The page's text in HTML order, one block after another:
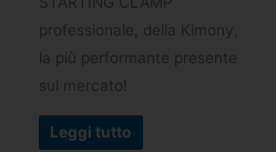
professionale, della Kimony,
la più performante presente
sul mercato!
Leggi tutto